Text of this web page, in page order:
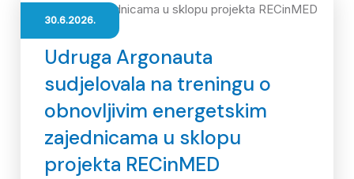
30.6.2026.
Udruga Argonauta
sudjelovala na treningu o
obnovljivim energetskim
zajednicama u sklopu
projekta RECinMED